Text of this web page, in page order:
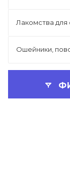
Лакомства для
Ошейники,